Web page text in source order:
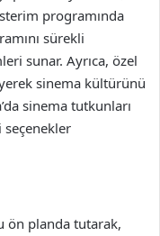
programında
sürekli
sunar. Ayrıca, özel
sinema kültürünü
sinema tutkunları
seçenekler
ön planda tutarak,